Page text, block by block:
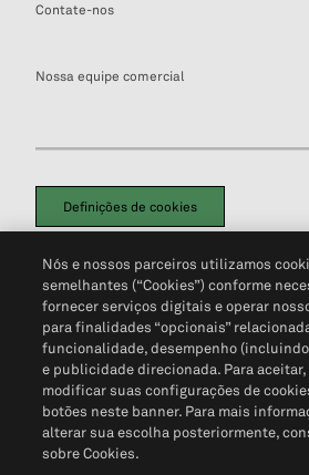
Contate-nos
Nossa equipe comercial
Definições de cookies
Política de PrivacidadePortal de privacidade
Não Venda Minhas Informações Pessoais©
Nós e nossos parceiros utilizamos
semelhantes (“Cookies”) conforme
fornecer serviços digitais e operar
para finalidades “opcionais”
funcionalidade, desempenho
e publicidade direcionada. Para
modificar suas configurações de
botões neste banner. Para mais
alterar sua escolha posteriormente,
sobre Cookies.